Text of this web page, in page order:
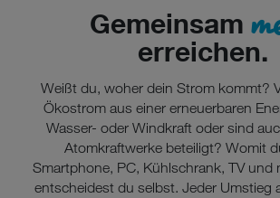
Gemeinsam
erreichen.
Weißt du, woher dein Strom kommt?
Ökostrom aus einer erneuerbaren
Wasser- oder Windkraft oder sind
Atomkraftwerke beteiligt? Womit
Smartphone, PC, Kühlschrank, TV und
entscheidest du selbst. Jeder Umstieg